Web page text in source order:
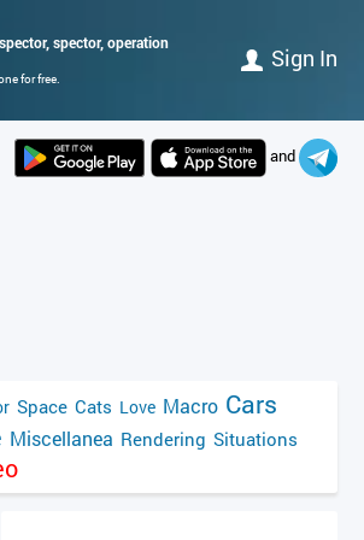
spector, operation
for free.
Sign In
and
Space Cats Love Macro Cars
Miscellanea Rendering Situations